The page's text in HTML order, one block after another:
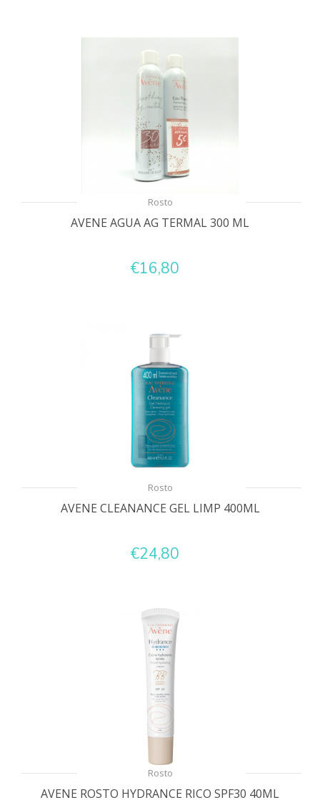
Rosto
AVENE AGUA AG TERMAL 300 ML
€16,80
Rosto
AVENE CLEANANCE GEL LIMP 400ML
€24,80
Rosto
AVENE ROSTO HYDRANCE RICO SPF30 40ML